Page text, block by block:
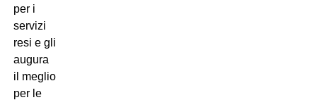
per i
servizi
resi e gli
augura
il meglio
per le